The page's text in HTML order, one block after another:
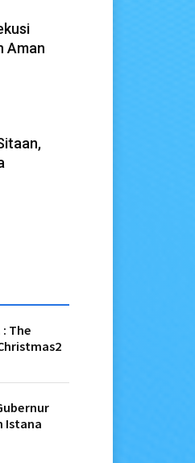
Aman
: The
Istana